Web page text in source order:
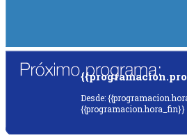
Desde:
{{programacion.hora_fin}}